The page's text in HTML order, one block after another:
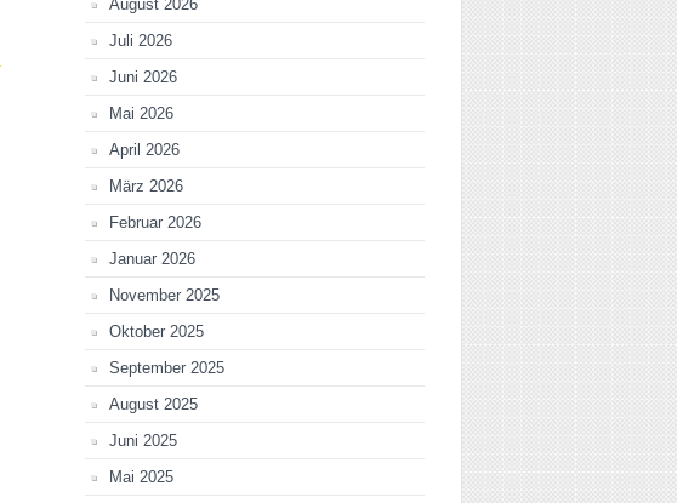
August 2026
Juli 2026
Juni 2026
Mai 2026
April 2026
März 2026
Februar 2026
Januar 2026
November 2025
Oktober 2025
September 2025
August 2025
Juni 2025
Mai 2025